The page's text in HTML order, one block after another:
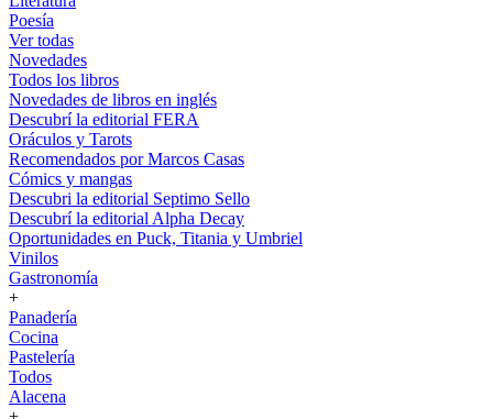
Poesía
Ver todas
Novedades
Todos los libros
Novedades de libros en inglés
Descubrí la editorial FERA
Oráculos y Tarots
Recomendados por Marcos Casas
Cómics y mangas
Descubri la editorial Septimo Sello
Descubrí la editorial Alpha Decay
Oportunidades en Puck, Titania y Umbriel
Vinilos
Gastronomía
+
Panadería
Cocina
Pastelería
Todos
Alacena